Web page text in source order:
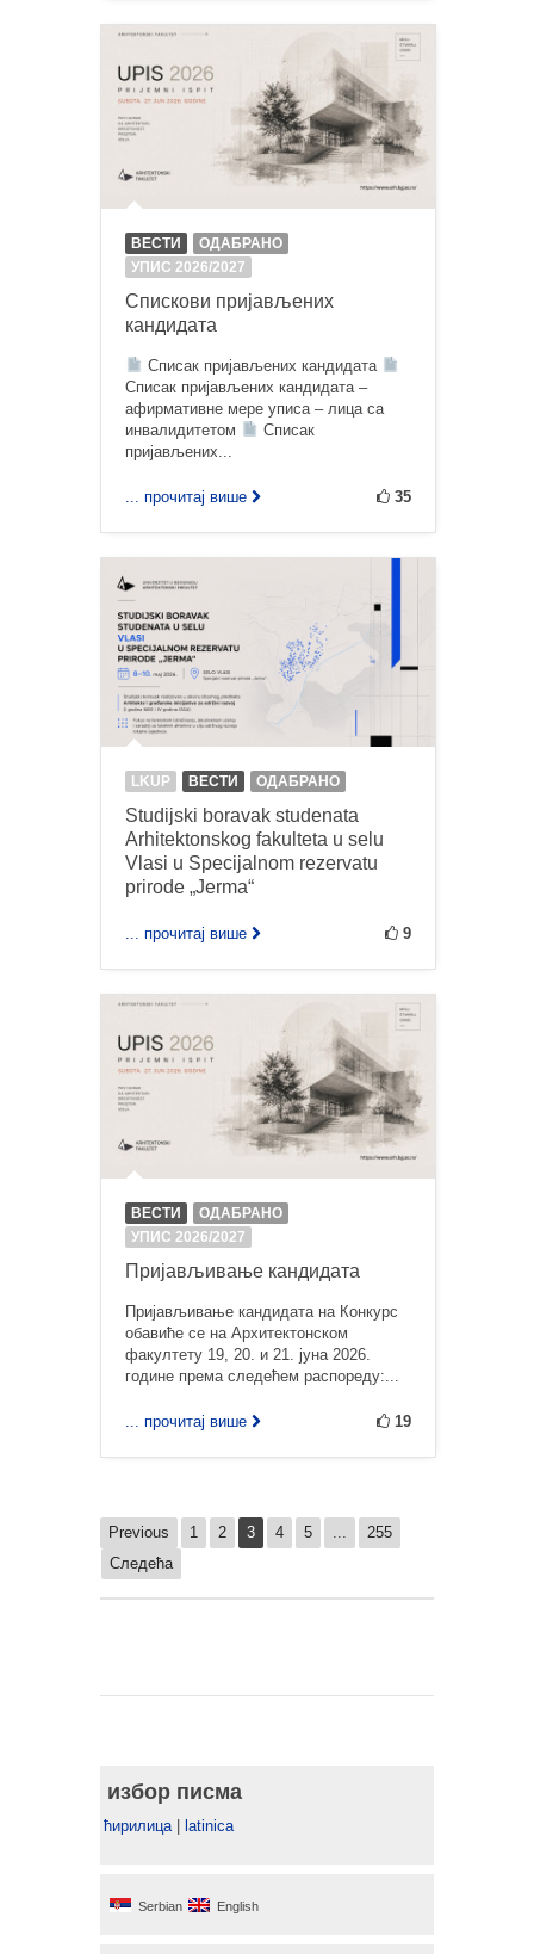
ВЕСТИ
ОДАБРАНО
УПИС 2026/2027
Спискови пријављених
кандидата
Списак пријављених кандидата
Списак пријављених кандидата –
афирмативне мере уписа – лица са
инвалидитетом
Списак
пријављених...
... прочитај више 35
LKUP ВЕСТИ ОДАБРАНО
Studijski boravak studenata
Arhitektonskog fakulteta u selu
Vlasi u Specijalnom rezervatu
prirode „Jerma“
... прочитај више 9
ВЕСТИ
ОДАБРАНО
УПИС 2026/2027
Пријављивање кандидата
Пријављивање кандидата на Конкурс
обавиће се на Архитектонском
факултету 19, 20. и 21. јуна 2026.
године према следећем распореду:...
... прочитај више 19
Previous 1 2 3 4 5 ...
255
Следећа
избор писма
ћирилица| latinica
Serbian English